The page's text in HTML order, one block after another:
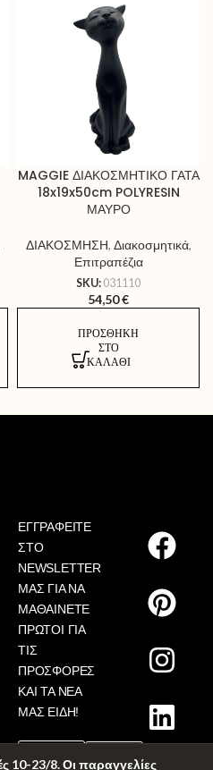
10-23/8. Οι παραγγελίες
MAGGIE ΔΙΑΚΟΣΜΗΤΙΚΟ ΓΑΤΑ
18x19x50cm POLYRESIN
ΜΑΥΡΟ
ΔΙΑΚΟΣΜΗΣΗ, Διακοσμητικά,
Επιτραπέζια
SKU: 031110
54,50€
ΠΡΟΣΘΉΚΗ
ΣΤΟ
ΚΑΛΆΘΙ
ΕΓΓΡΑΦΕΙΤΕ
ΣΤΟ
NEWSLETTER
ΜΑΣ ΓΙΑ ΝΑ
ΜΑΘΑΙΝΕΤΕ
ΠΡΩΤΟΙ ΓΙΑ
ΤΙΣ
ΠΡΟΣΦΟΡΕΣ
ΚΑΙ ΤΑ ΝΕΑ
ΜΑΣ ΕΙΔΗ!